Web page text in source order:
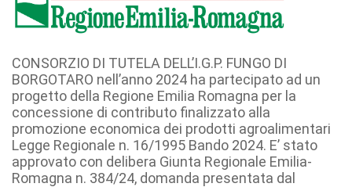
CONSORZIO DI TUTELA DELL’I.G.P. FUNGO DI
BORGOTARO nell’anno 2024 ha partecipato ad un
progetto della Regione Emilia Romagna per la
concessione di contributo finalizzato alla
promozione economica dei prodotti agroalimentari
Legge Regionale n. 16/1995 Bando 2024. E’ stato
approvato con delibera Giunta Regionale Emilia-
Romagna n. 384/24, domanda presentata dal